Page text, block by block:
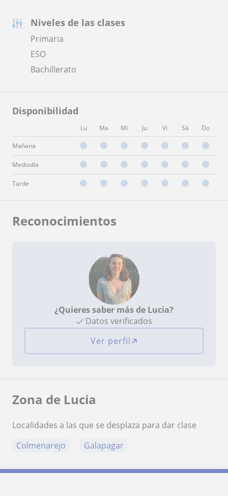
Niveles de las clases
Primaria
ESO
Bachillerato
Disponibilidad
Lu Ma Mi Ju Vi Sá Do
Mañana
Mediodía
Tarde
Reconocimientos
¿Quieres saber más de Lucia?
Datos verificados
Ver perfil
Zona de Lucia
Localidades a las que se desplaza para dar clase
Colmenarejo
Galapagar